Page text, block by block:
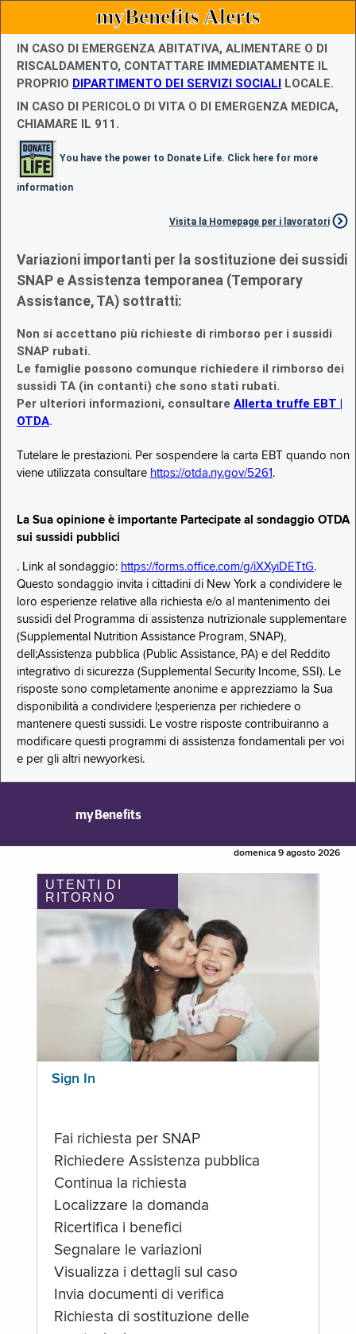
myBenefits Alerts
IN CASO DI EMERGENZA ABITATIVA, ALIMENTARE O DI
RISCALDAMENTO, CONTATTARE IMMEDIATAMENTE IL
PROPRIO DIPARTIMENTO DEI SERVIZI SOCIALI LOCALE.
IN CASO DI PERICOLO DI VITA O DI EMERGENZA MEDICA,
CHIAMARE IL 911.
You have the power to Donate Life. Click here for more
information
Visita la Homepage per i lavoratori
Variazioni importanti per la sostituzione dei sussidi
SNAP e Assistenza temporanea (Temporary
Assistance, TA) sottratti:
Non si accettano più richieste di rimborso per i sussidi
SNAP rubati.
Le famiglie possono comunque richiedere il rimborso dei
sussidi TA (in contanti) che sono stati rubati.
Per ulteriori informazioni, consultare Allerta truffe EBT |
OTDA.
Tutelare le prestazioni. Per sospendere la carta EBT quando non
viene utilizzata consultare https://otda.ny.gov/5261 .
La Sua opinione è importante Partecipate al sondaggio OTDA
sui sussidi pubblici
. Link al sondaggio: https://forms.office.com/g/iXXyiDETtG.
Questo sondaggio invita i cittadini di New York a condividere le
loro esperienze relative alla richiesta e/o al mantenimento dei
sussidi del Programma di assistenza nutrizionale supplementare
(Supplemental Nutrition Assistance Program, SNAP),
dell;Assistenza pubblica (Public Assistance, PA) e del Reddito
integrativo di sicurezza (Supplemental Security Income, SSI). Le
risposte sono completamente anonime e apprezziamo la Sua
disponibilità a condividere l;esperienza per richiedere o
mantenere questi sussidi. Le vostre risposte contribuiranno a
modificare questi programmi di assistenza fondamentali per voi
e per gli altri newyorkesi.
myBenefits
domenica 9 agosto 2026
UTENTI DI
RITORNO
Sign In
Fai richiesta per SNAP
Richiedere Assistenza pubblica
Continua la richiesta
Localizzare la domanda
Ricertifica i benefici
Segnalare le variazioni
Visualizza i dettagli sul caso
Invia documenti di verifica
Richiesta di sostituzione delle